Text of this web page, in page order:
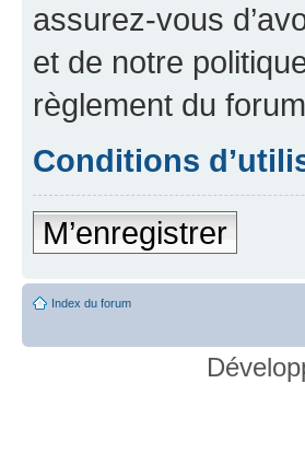
assurez-vous
et de notre
règlement du
Conditions
M’enregistrer
Index du forum